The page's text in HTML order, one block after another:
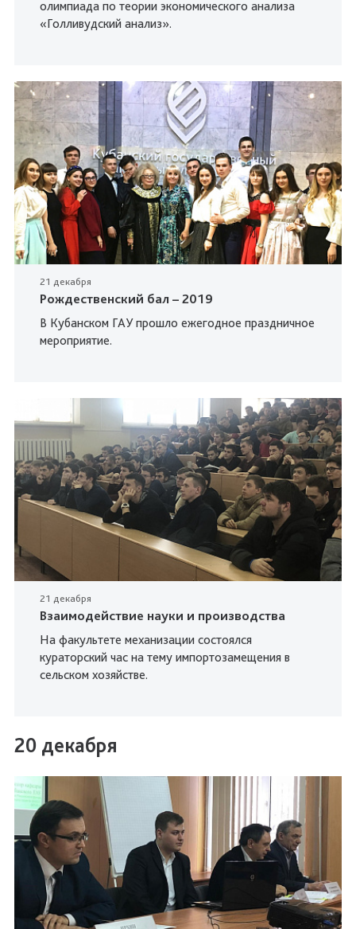
олимпиада по теории экономического анализа
«Голливудский анализ».
21 декабря
Рождественский бал – 2019
В Кубанском ГАУ прошло ежегодное праздничное
мероприятие.
21 декабря
Взаимодействие науки и производства
На факультете механизации состоялся
кураторский час на тему импортозамещения в
сельском хозяйстве.
20 декабря